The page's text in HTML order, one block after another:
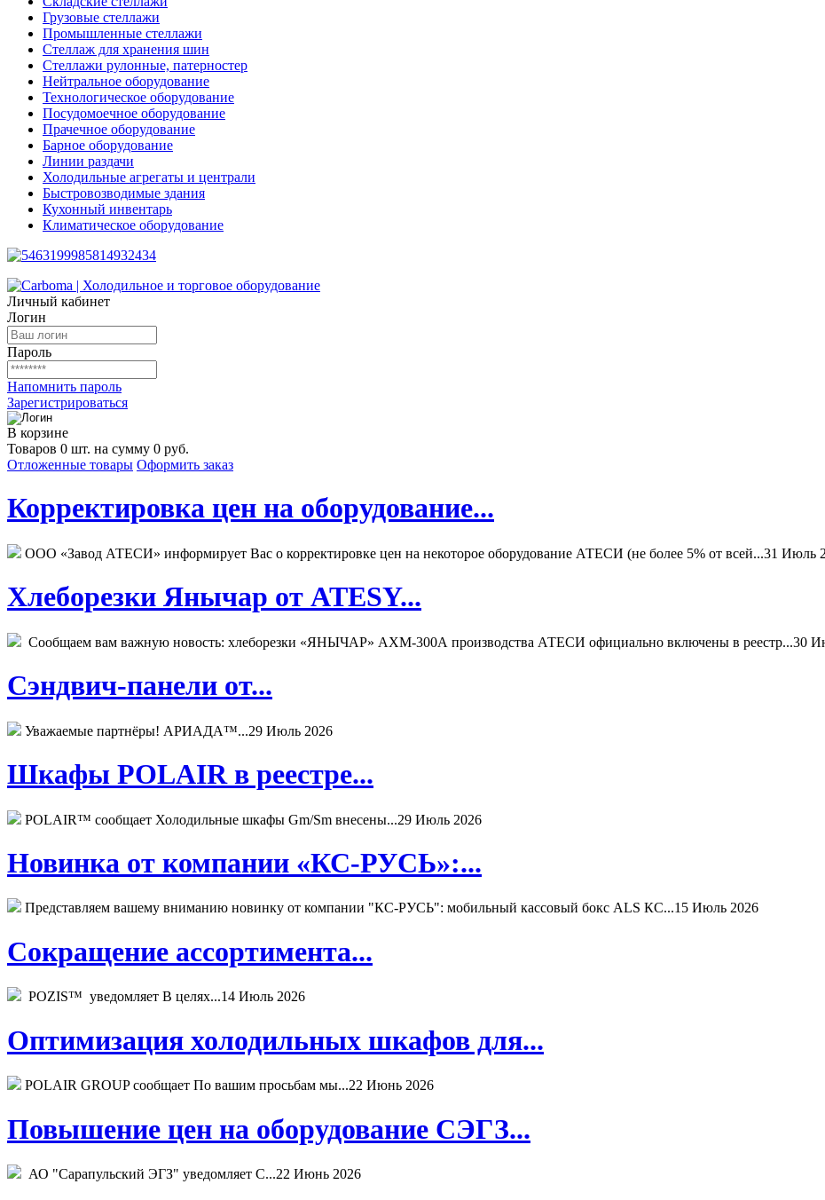
Грузовые стеллажи
Промышленные стеллажи
Стеллаж для хранения шин
Стеллажи рулонные, патерностер
Нейтральное оборудование
Технологическое оборудование
Посудомоечное оборудование
Прачечное оборудование
Барное оборудование
Линии раздачи
Холодильные агрегаты и централи
Быстровозводимые здания
Кухонный инвентарь
Климатическое оборудование
Личный кабинет
Логин
Пароль
Напомнить пароль
Зарегистрироваться
В корзине
Товаров 0 шт. на сумму 0 руб.
Отложенные товары Оформить заказ
Корректировка цен на оборудование...
ООО «Завод АТЕСИ» информирует Вас о корректировке цен на некоторое оборудование АТЕСИ (не более 5% от всей...31 Июль
Хлеборезки Янычар от ATESY...
Сообщаем вам важную новость: хлеборезки «ЯНЫЧАР» АХМ-300А производства АТЕСИ официально включены в реестр...30
Сэндвич-панели от...
Уважаемые партнёры! АРИАДА™...29 Июль 2026
Шкафы POLAIR в реестре...
POLAIR™ сообщает Холодильные шкафы Gm/Sm внесены...29 Июль 2026
Новинка от компании «КС-РУСЬ»:...
Представляем вашему вниманию новинку от компании "КС-РУСЬ": мобильный кассовый бокс ALS КС...15 Июль 2026
Сокращение ассортимента...
POZIS™ уведомляет В целях...14 Июль 2026
Оптимизация холодильных шкафов для...
POLAIR GROUP сообщает По вашим просьбам мы...22 Июнь 2026
Повышение цен на оборудование СЭГЗ...
АО "Сарапульский ЭГЗ" уведомляет С...22 Июнь 2026